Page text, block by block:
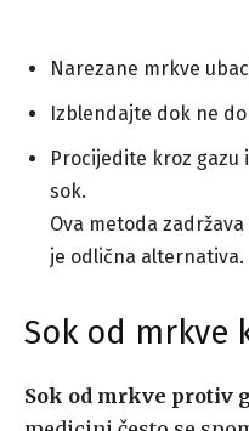
Narezane mrkve
Izblendajte dok ne
Procijedite kroz gazu
sok.
Ova metoda
je odlična alternativa.
Sok od mrkve
Sok od mrkve protiv